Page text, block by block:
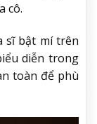
cô.
sĩ bật mí trên
diễn trong
toàn để phù